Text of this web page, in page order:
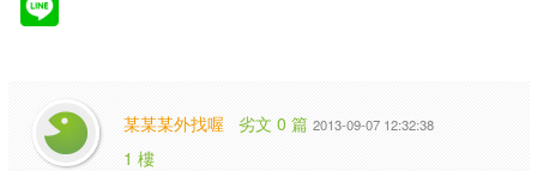
某某某外找喔 劣文 0 篇 2013-09-07 12:32:38
1 樓